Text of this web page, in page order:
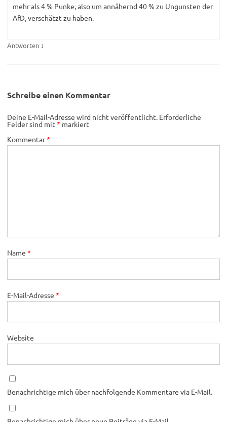
mehr als 4 % Punke, also um annähernd 40 % zu Ungunsten der
AfD, verschätzt zu haben.
Antworten ↓
Schreibe einen Kommentar
Deine E-Mail-Adresse wird nicht veröffentlicht. Erforderliche
Felder sind mit * markiert
Kommentar*
Name *
E-Mail-Adresse *
Website
Benachrichtige mich über nachfolgende Kommentare via E-Mail.